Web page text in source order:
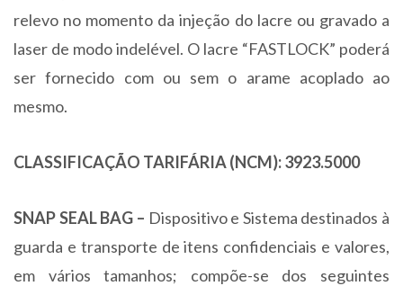
relevo no momento da injeção do lacre ou gravado a
laser de modo indelével. O lacre “FASTLOCK” poderá
ser fornecido com ou sem o arame acoplado ao
mesmo.
CLASSIFICAÇÃO TARIFÁRIA (NCM): 3923.5000
SNAP SEAL BAG – Dispositivo e Sistema destinados à
guarda e transporte de itens confidenciais e valores,
em vários tamanhos; compõe-se dos seguintes